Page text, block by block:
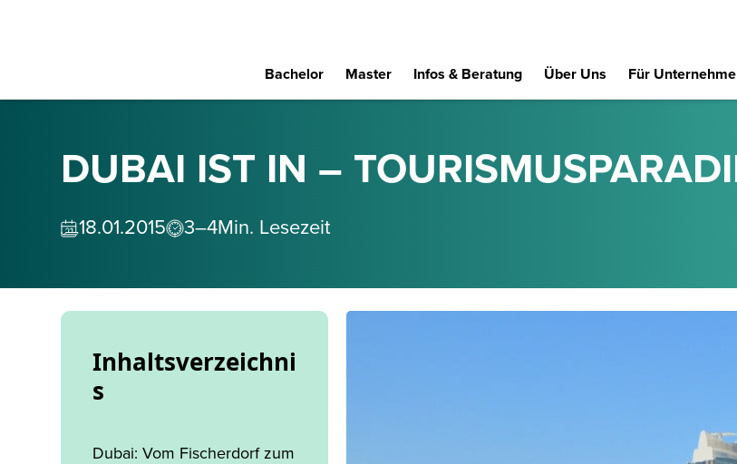
Bachelor Master Infos & Beratung Über Uns Für
DUBAI IST IN –
18.01.2015 3–4Min. Lesezeit
Inhaltsverzeichni
s
Dubai: Vom Fischerdorf zum